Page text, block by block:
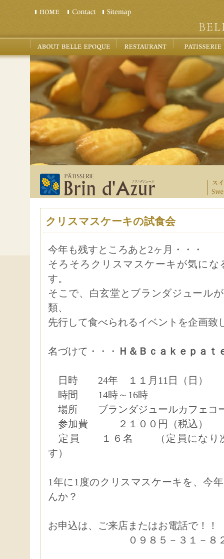
クリスマスケーキの試食会
今年も残すところあと2ヶ月・・・
そろそろクリスマスケーキが気に
す。
そこで、白玄堂とブランダジュール
類、
先行して食べられるイベントを企画致
名づけて・・・ Ｈ＆Ｂｃａｋｅｐａｔ
日時 24年 １１月11日（日）
時間 14時～16時
場所 ブランダジュールカフェコ
参加費 ２１００円（税込）
定員 １６名 （定員になり次
す）
1年に1度のクリスマスケーキを、今
んか？
お申込は、ご来店またはお電話で！！
０９８５－３１－８２